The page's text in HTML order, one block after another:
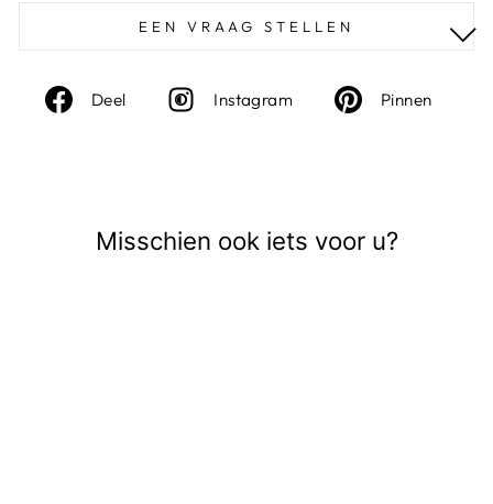
EEN VRAAG STELLEN
Deel
Deel
Instagram InstagramPinnen
Misschien ook iets voor u?